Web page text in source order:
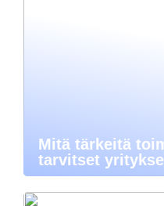
Mitä tärkeitä
tarvitset